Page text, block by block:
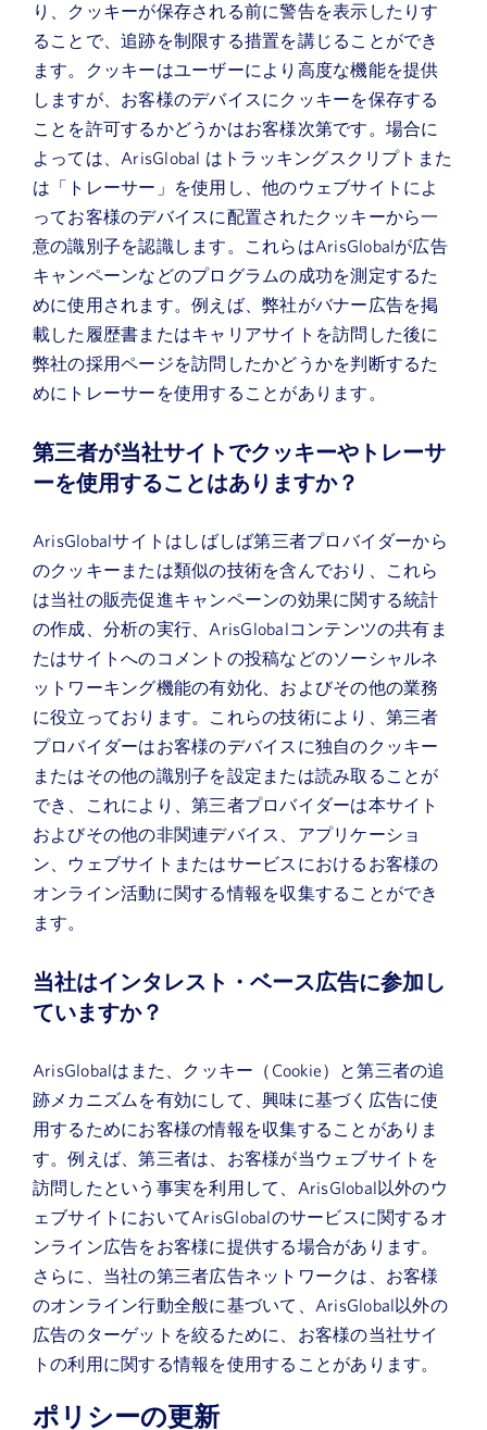
り、クッキーが保存される前に警告を表示したりす
ることで、追跡を制限する措置を講じることができ
ます。クッキーはユーザーにより高度な機能を提供
しますが、お客様のデバイスにクッキーを保存する
ことを許可するかどうかはお客様次第です。場合に
よっては、ArisGlobal はトラッキングスクリプトまた
は「トレーサー」を使用し、他のウェブサイトによ
ってお客様のデバイスに配置されたクッキーから一
意の識別子を認識します。これらはArisGlobalが広告
キャンペーンなどのプログラムの成功を測定するた
めに使用されます。例えば、弊社がバナー広告を掲
載した履歴書またはキャリアサイトを訪問した後に
弊社の採用ページを訪問したかどうかを判断するた
めにトレーサーを使用することがあります。
第三者が当社サイトでクッキーやトレーサ
ーを使用することはありますか？
ArisGlobalサイトはしばしば第三者プロバイダーから
のクッキーまたは類似の技術を含んでおり、これら
は当社の販売促進キャンペーンの効果に関する統計
の作成、分析の実行、ArisGlobalコンテンツの共有ま
たはサイトへのコメントの投稿などのソーシャルネ
ットワーキング機能の有効化、およびその他の業務
に役立っております。これらの技術により、第三者
プロバイダーはお客様のデバイスに独自のクッキー
またはその他の識別子を設定または読み取ることが
でき、これにより、第三者プロバイダーは本サイト
およびその他の非関連デバイス、アプリケーショ
ン、ウェブサイトまたはサービスにおけるお客様の
オンライン活動に関する情報を収集することができ
ます。
当社はインタレスト・ベース広告に参加し
ていますか？
ArisGlobalはまた、クッキー（Cookie）と第三者の追
跡メカニズムを有効にして、興味に基づく広告に使
用するためにお客様の情報を収集することがありま
す。例えば、第三者は、お客様が当ウェブサイトを
訪問したという事実を利用して、ArisGlobal以外のウ
ェブサイトにおいてArisGlobalのサービスに関するオ
ンライン広告をお客様に提供する場合があります。
さらに、当社の第三者広告ネットワークは、お客様
のオンライン行動全般に基づいて、ArisGlobal以外の
広告のターゲットを絞るために、お客様の当社サイ
トの利用に関する情報を使用することがあります。
ポリシーの更新